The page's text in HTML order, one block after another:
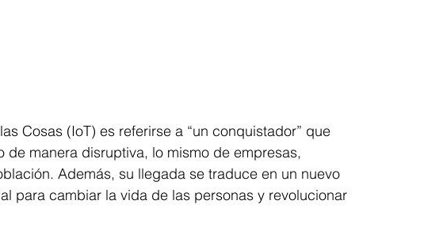
Cosas (IoT) es referirse a “un conquistador” que
manera disruptiva, lo mismo de empresas,
Además, su llegada se traduce en un nuevo
para cambiar la vida de las personas y revolucionar